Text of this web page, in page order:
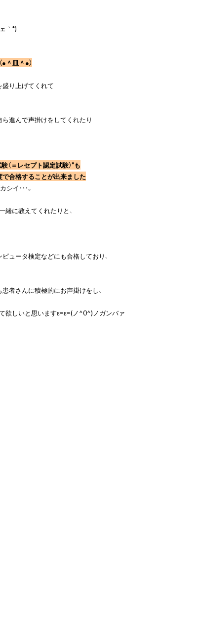
｀*)
＾皿＾●）
盛り上げてくれて
進んで声掛けをしてくれたり
＝レセプト認定試験）”も
で合格することが出来ました
イ・・・。
に教えてくれたりと、
者さんに積極的にお声掛けをし、
欲しいと思いますε=ε=(ノ^0^)ノガンバァ